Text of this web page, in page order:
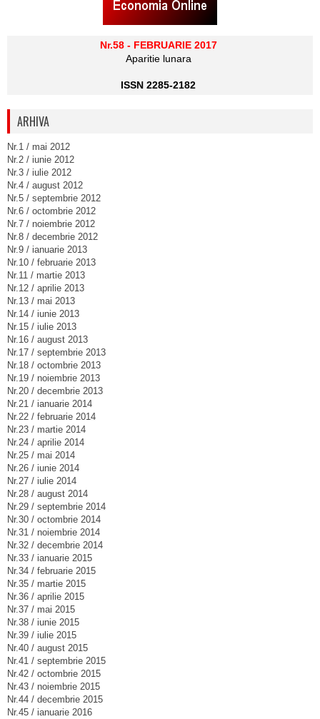
Nr.58 - FEBRUARIE 2017
Aparitie lunara
ISSN 2285-2182
ARHIVA
Nr.1 / mai 2012
Nr.2 / iunie 2012
Nr.3 / iulie 2012
Nr.4 / august 2012
Nr.5 / septembrie 2012
Nr.6 / octombrie 2012
Nr.7 / noiembrie 2012
Nr.8 / decembrie 2012
Nr.9 / ianuarie 2013
Nr.10 / februarie 2013
Nr.11 / martie 2013
Nr.12 / aprilie 2013
Nr.13 / mai 2013
Nr.14 / iunie 2013
Nr.15 / iulie 2013
Nr.16 / august 2013
Nr.17 / septembrie 2013
Nr.18 / octombrie 2013
Nr.19 / noiembrie 2013
Nr.20 / decembrie 2013
Nr.21 / ianuarie 2014
Nr.22 / februarie 2014
Nr.23 / martie 2014
Nr.24 / aprilie 2014
Nr.25 / mai 2014
Nr.26 / iunie 2014
Nr.27 / iulie 2014
Nr.28 / august 2014
Nr.29 / septembrie 2014
Nr.30 / octombrie 2014
Nr.31 / noiembrie 2014
Nr.32 / decembrie 2014
Nr.33 / ianuarie 2015
Nr.34 / februarie 2015
Nr.35 / martie 2015
Nr.36 / aprilie 2015
Nr.37 / mai 2015
Nr.38 / iunie 2015
Nr.39 / iulie 2015
Nr.40 / august 2015
Nr.41 / septembrie 2015
Nr.42 / octombrie 2015
Nr.43 / noiembrie 2015
Nr.44 / decembrie 2015
Nr.45 / ianuarie 2016